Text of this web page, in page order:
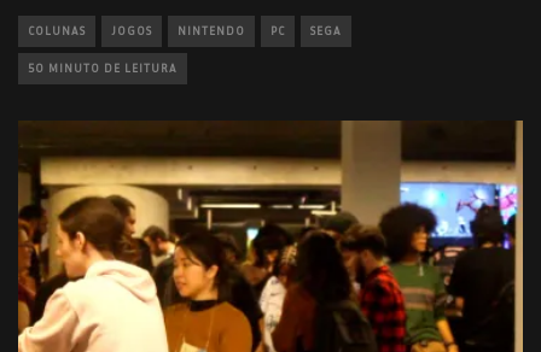
COLUNAS JOGOS NINTENDO PC SEGA
50 MINUTO DE LEITURA